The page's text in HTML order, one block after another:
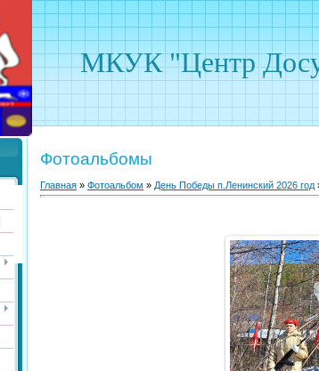
МКУК "Центр
Фотоальбомы
Главная » Фотоальбом » День Победы п.Ленинский 2026 год